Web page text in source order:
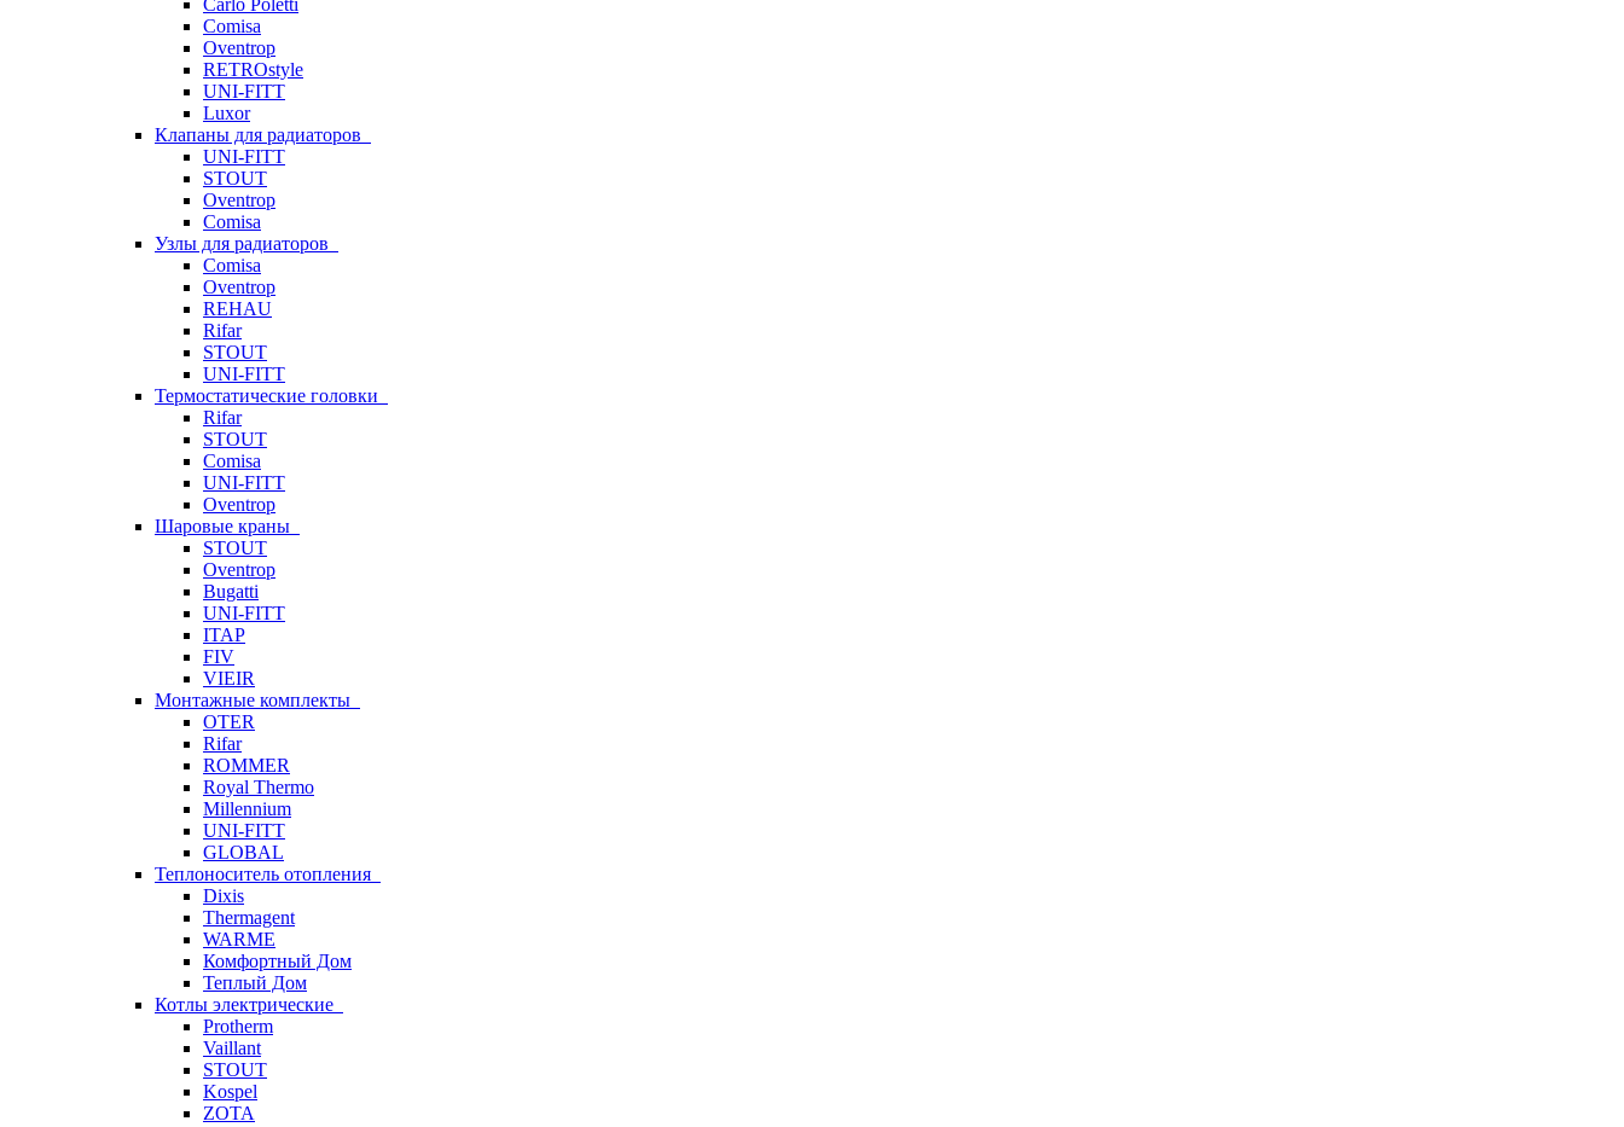
Carlo Poletti
Comisa
Oventrop
RETROstyle
UNI-FITT
Luxor
Клапаны для радиаторов
UNI-FITT
STOUT
Oventrop
Comisa
Узлы для радиаторов
Comisa
Oventrop
REHAU
Rifar
STOUT
UNI-FITT
Термостатические головки
Rifar
STOUT
Comisa
UNI-FITT
Oventrop
Шаровые краны
STOUT
Oventrop
Bugatti
UNI-FITT
ITAP
FIV
VIEIR
Монтажные комплекты
OTER
Rifar
ROMMER
Royal Thermo
Millennium
UNI-FITT
GLOBAL
Теплоноситель отопления
Dixis
Thermagent
WARME
Комфортный Дом
Теплый Дом
Котлы электрические
Protherm
Vaillant
STOUT
Kospel
ZOTA